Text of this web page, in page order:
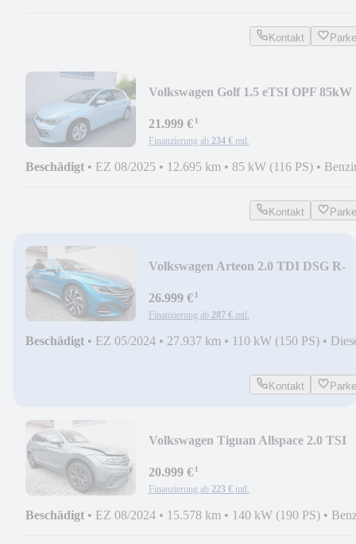
Kontakt
Volkswagen Golf 1.5 eTSI OPF 85kW
21.999 €¹
Finanzierung ab 234 € mtl.
Beschädigt • EZ 08/2025 • 12.695 km • 85 kW (116 PS) •
Kontakt
Volkswagen Arteon 2.0 TDI DSG R-
26.999 €¹
Finanzierung ab 287 € mtl.
Beschädigt • EZ 05/2024 • 27.937 km • 110 kW (150 PS) •
Kontakt
Volkswagen Tiguan Allspace 2.0 TSI
20.999 €¹
Finanzierung ab 223 € mtl.
Beschädigt • EZ 08/2024 • 15.578 km • 140 kW (190 PS) •